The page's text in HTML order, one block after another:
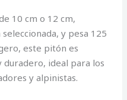
10 cm o 12 cm,
y pesa 125
este pitón es
ideal para los
y alpinistas.